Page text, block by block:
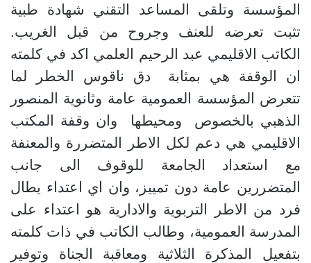
المؤسسة وتلقى المساعد التقني شهادة طبية
تثبت تعرضه للعنف وجروح من قبل الغريب.
الكاتب الاقليمي عبد الرحيم العلمي اكد في كلمته
ان الوقفة هي بمثابة
دق ناقوس الخطر لما
تتعرض المؤسسة العمومية عامة وثانوية المنصور
الذهبي بالخصوص
ومحيطها
وان وقفة المكتب
الاقليمي هي دعم لكل الاطر المتضررة والمعنفة
مع استعداد الجامعة للوقوف الى جانب
المتضررين عامة دون تمييز، وان اي اعتداء يطال
فرد من الاطر التربوية والادارية هو اعتداء على
المدرسة العمومية، وطالب الكاتب في ذات كلمته
بتفعيل المذكرة الثلاثية ومعاقبة الجناة وتوفير